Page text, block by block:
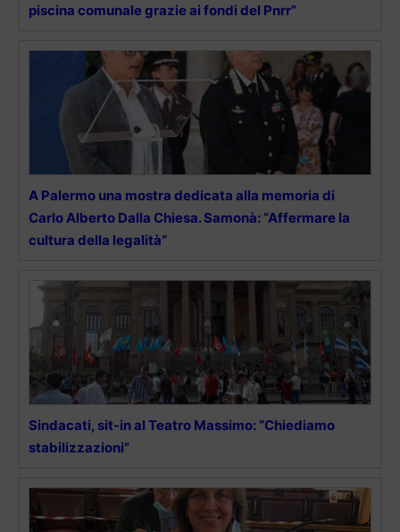
piscina comunale grazie ai fondi del Pnrr”
A Palermo una mostra dedicata alla memoria di
Carlo Alberto Dalla Chiesa. Samonà: “Affermare la
cultura della legalità”
Sindacati, sit-in al Teatro Massimo: “Chiediamo
stabilizzazioni”